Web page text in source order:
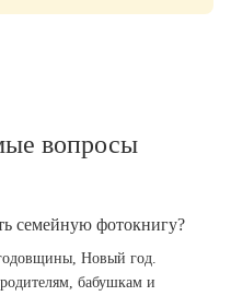
вопросы
семейную фотокнигу?
Новый год.
бабушкам и